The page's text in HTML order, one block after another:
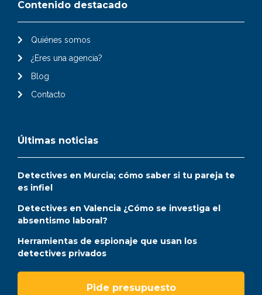
Contenido destacado
Quiénes somos
¿Eres una agencia?
Blog
Contacto
Últimas noticias
Detectives en Murcia; cómo saber si tu pareja te
es infiel
Detectives en Valencia ¿Cómo se investiga el
absentismo laboral?
Herramientas de espionaje que usan los
detectives privados
Pide presupuesto